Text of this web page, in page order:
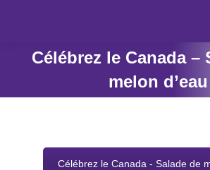
Célébrez le Canada –
melon d’eau
Célébrez le Canada - Salade de